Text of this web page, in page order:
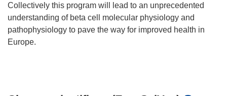
Collectively this program will lead to an unprecedented
understanding of beta cell molecular physiology and
pathophysiology to pave the way for improved health in
Europe.